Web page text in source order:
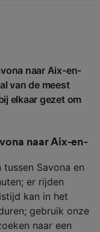
naar Aix-en-
van de meest
elkaar gezet om
naar Aix-en-
Savona en
er rijden
kan in het
gebruik onze
naar een